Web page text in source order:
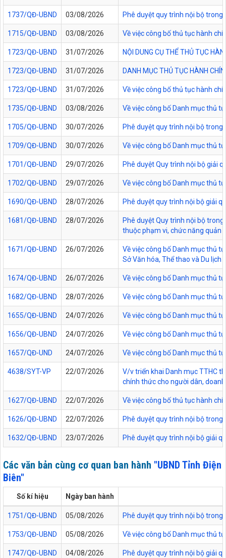
1737/QĐ-UBND 03/08/2026 Phê duyệt quy trình nội bộ
1715/QĐ-UBND 03/08/2026 Về việc công bố thủ tục hành
1723/QĐ-UBND 31/07/2026 NỘI DUNG CỤ THỂ THỦ TỤC
1723/QĐ-UBND 31/07/2026 DANH MỤC THỦ TỤC HÀNH
1723/QĐ-UBND 31/07/2026 Về việc công bố thủ tục hành
1735/QĐ-UBND 03/08/2026 Về việc công bố Danh mục thủ
1705/QĐ-UBND 30/07/2026 Phê duyệt quy trình nội bộ
1709/QĐ-UBND 30/07/2026 Về việc công bố Danh mục thủ
1701/QĐ-UBND 29/07/2026 Phê duyệt Quy trình nội bộ giải
1702/QĐ-UBND 29/07/2026 Về việc công bố Danh mục thủ
1690/QĐ-UBND 28/07/2026 Phê duyệt quy trình nội bộ giải
1681/QĐ-UBND 28/07/2026
Phê duyệt Quy trình nội bộ
thuộc phạm vi, chức năng quản
1671/QĐ-UBND 26/07/2026
Về việc công bố Danh mục thủ
Sở Văn hóa, Thể thao và Du lịch
1674/QĐ-UBND 26/07/2026 Về việc công bố Danh mục thủ
1682/QĐ-UBND 28/07/2026 Về việc công bố Danh mục thủ
1655/QĐ-UBND 24/07/2026 Về việc công bố Danh mục thủ
1656/QĐ-UBND 24/07/2026 Về việc công bố Danh mục thủ
1657/QĐ-UND 24/07/2026 Về việc công bố Danh mục thủ
4638/SYT-VP 22/07/2026
V/v triển khai Danh mục TTHC
chính thức cho người dân,
1627/QĐ-UBND 22/07/2026 Về việc công bố thủ tục hành
1626/QĐ-UBND 22/07/2026 Phê duyệt quy trình nội bộ trong
1632/QĐ-UBND 23/07/2026 Phê duyệt quy trình nội bộ giải
Các văn bản cùng cơ quan ban hành "UBND Tỉnh Điện
Biên"
Số kí hiệu Ngày ban hành
1751/QĐ-UBND 05/08/2026 Phê duyệt quy trình nội bộ
1753/QĐ-UBND 05/08/2026 Về việc công bố Danh mục thủ
1747/QĐ-UBND 04/08/2026 Phê duyệt quy trình nội bộ giải